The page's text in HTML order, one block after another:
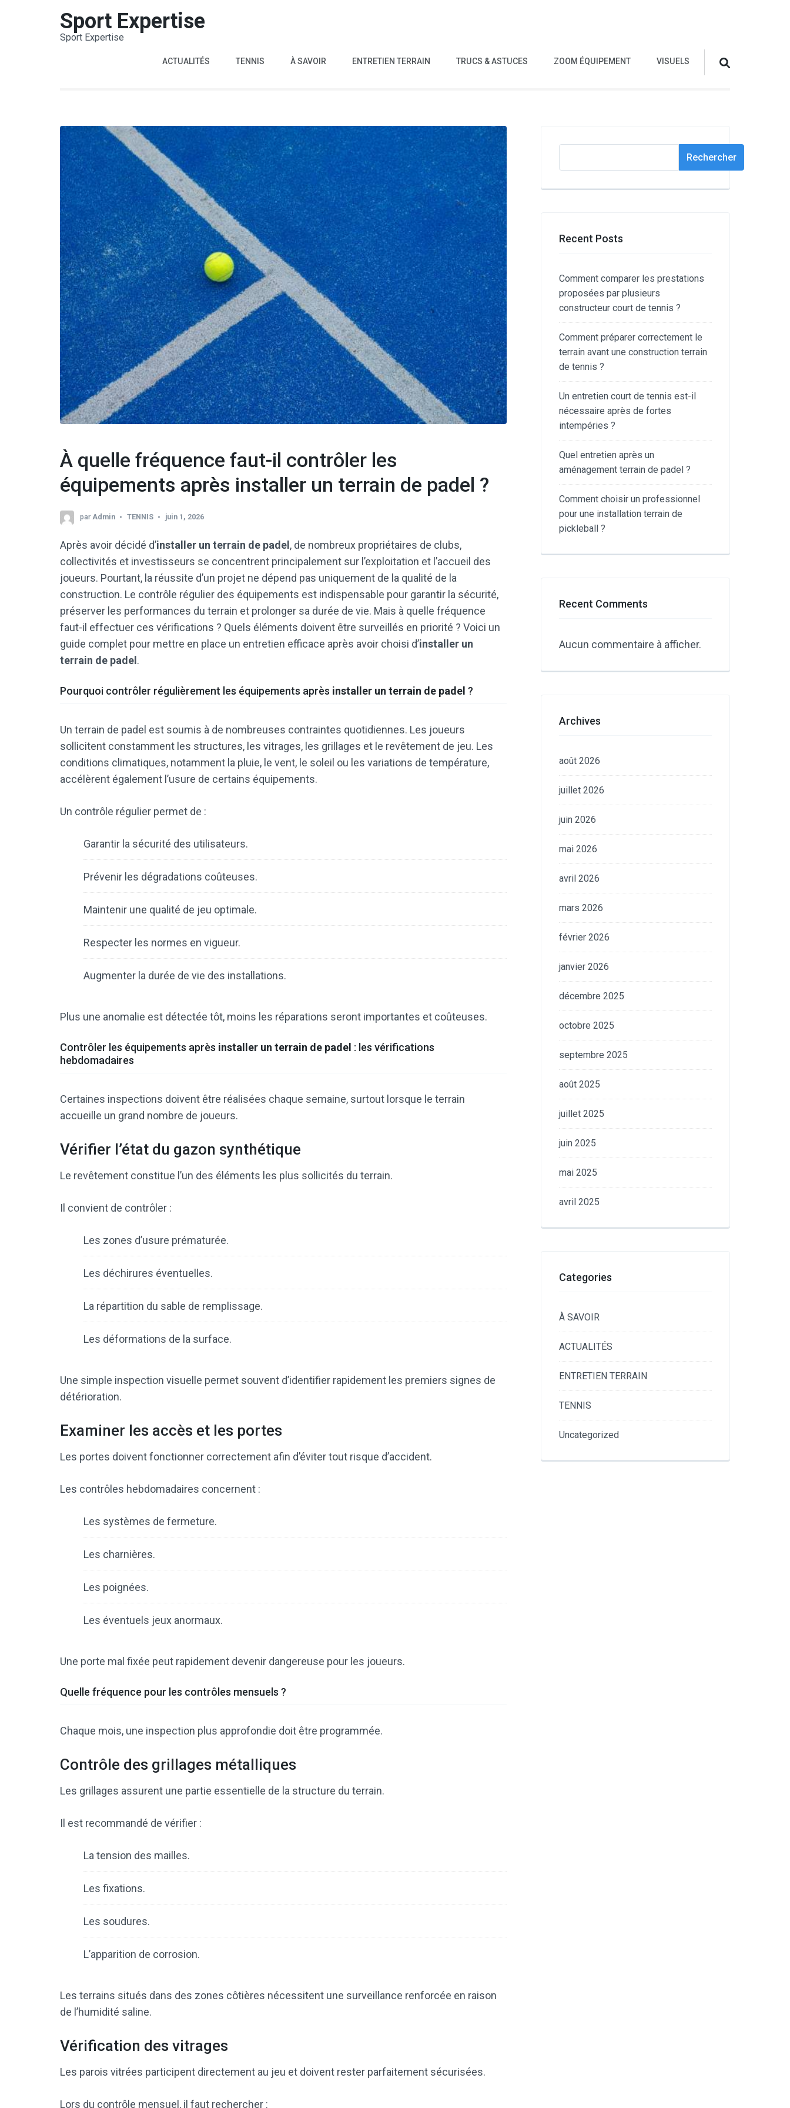
Sport Expertise
Sport Expertise
ACTUALITÉS TENNIS À SAVOIR ENTRETIEN TERRAIN TRUCS & ASTUCES ZOOM ÉQUIPEMENT VISUELS
À quelle fréquence faut-il contrôler les
équipements après installer un terrain de padel ?
parAdmin TENNIS juin 1, 2026
Après avoir décidé d’installer un terrain de padel , de nombreux propriétaires de clubs,
collectivités et investisseurs se concentrent principalement sur l’exploitation et l’accueil des
joueurs. Pourtant, la réussite d’un projet ne dépend pas uniquement de la qualité de la
construction. Le contrôle régulier des équipements est indispensable pour garantir la sécurité,
préserver les performances du terrain et prolonger sa durée de vie. Mais à quelle fréquence
faut-il effectuer ces vérifications ? Quels éléments doivent être surveillés en priorité ? Voici un
guide complet pour mettre en place un entretien efficace après avoir choisi d’installer un
terrain de padel .
Pourquoi contrôler régulièrement les équipements après installer un terrain de padel ?
Un terrain de padel est soumis à de nombreuses contraintes quotidiennes. Les joueurs
sollicitent constamment les structures, les vitrages, les grillages et le revêtement de jeu. Les
conditions climatiques, notamment la pluie, le vent, le soleil ou les variations de température,
accélèrent également l’usure de certains équipements.
Un contrôle régulier permet de :
Garantir la sécurité des utilisateurs.
Prévenir les dégradations coûteuses.
Maintenir une qualité de jeu optimale.
Respecter les normes en vigueur.
Augmenter la durée de vie des installations.
Plus une anomalie est détectée tôt, moins les réparations seront importantes et coûteuses.
Contrôler les équipements après installer un terrain de padel : les vérifications
hebdomadaires
Certaines inspections doivent être réalisées chaque semaine, surtout lorsque le terrain
accueille un grand nombre de joueurs.
Vérifier l’état du gazon synthétique
Le revêtement constitue l’un des éléments les plus sollicités du terrain.
Il convient de contrôler :
Les zones d’usure prématurée.
Les déchirures éventuelles.
La répartition du sable de remplissage.
Les déformations de la surface.
Une simple inspection visuelle permet souvent d’identifier rapidement les premiers signes de
détérioration.
Examiner les accès et les portes
Les portes doivent fonctionner correctement afin d’éviter tout risque d’accident.
Les contrôles hebdomadaires concernent :
Les systèmes de fermeture.
Les charnières.
Les poignées.
Les éventuels jeux anormaux.
Une porte mal fixée peut rapidement devenir dangereuse pour les joueurs.
Quelle fréquence pour les contrôles mensuels ?
Chaque mois, une inspection plus approfondie doit être programmée.
Contrôle des grillages métalliques
Les grillages assurent une partie essentielle de la structure du terrain.
Il est recommandé de vérifier :
La tension des mailles.
Les fixations.
Les soudures.
L’apparition de corrosion.
Les terrains situés dans des zones côtières nécessitent une surveillance renforcée en raison
de l’humidité saline.
Vérification des vitrages
Les parois vitrées participent directement au jeu et doivent rester parfaitement sécurisées.
Lors du contrôle mensuel, il faut rechercher :
Rechercher
Recent Posts
Comment comparer les prestations
proposées par plusieurs
constructeur court de tennis ?
Comment préparer correctement le
terrain avant une construction terrain
de tennis ?
Un entretien court de tennis est-il
nécessaire après de fortes
intempéries ?
Quel entretien après un
aménagement terrain de padel ?
Comment choisir un professionnel
pour une installation terrain de
pickleball ?
Recent Comments
Aucun commentaire à afficher.
Archives
août 2026
juillet 2026
juin 2026
mai 2026
avril 2026
mars 2026
février 2026
janvier 2026
décembre 2025
octobre 2025
septembre 2025
août 2025
juillet 2025
juin 2025
mai 2025
avril 2025
Categories
À SAVOIR
ACTUALITÉS
ENTRETIEN TERRAIN
TENNIS
Uncategorized